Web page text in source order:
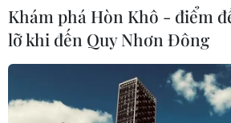
Khám phá Hòn Khô - điểm
lỡ khi đến Quy Nhơn Đông